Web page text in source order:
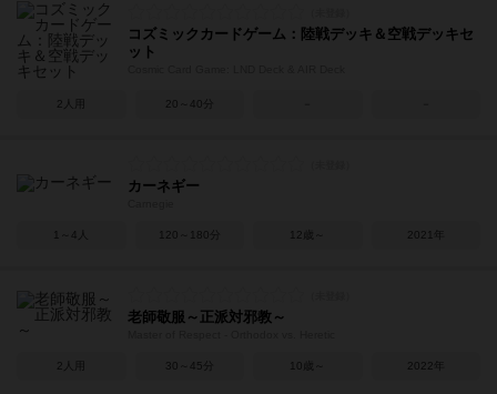
コズミックカードゲーム：陸戦デッキ＆空戦デッキセ
ット
2人用 20～40分
カーネギー
1～4人 120～180分 12歳～ 2021年
老師敬服～正派対邪教～
2人用 30～45分 10歳～ 2022年